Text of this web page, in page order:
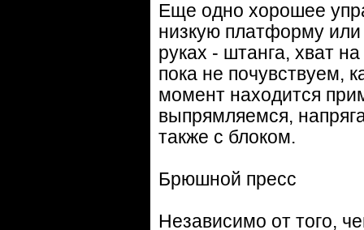
Еще одно хорошее
низкую платформу или
руках - штанга, хват
пока не почувствуем,
момент находится
выпрямляемся,
также с блоком.
Брюшной пресс
Независимо от того,